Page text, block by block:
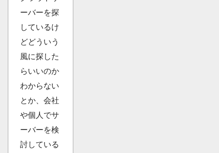
ーバーを探
しているけ
どどういう
風に探した
らいいのか
わからない
とか、会社
や個人でサ
ーバーを検
討している